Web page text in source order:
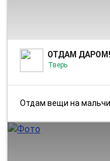
ОТДАМ ДАРОМ!
Тверь
Отдам вещи на мальчика